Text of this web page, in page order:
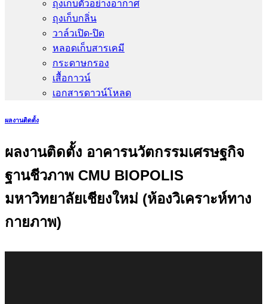
ถุงเก็บตัวอย่างอากาศ
ถุงเก็บกลิ่น
วาล์วเปิด-ปิด
หลอดเก็บสารเคมี
กระดาษกรอง
เสื้อกาวน์
เอกสารดาวน์โหลด
ผลงานติดตั้ง
ผลงานติดตั้ง อาคารนวัตกรรมเศรษฐกิจ
ฐานชีวภาพ CMU BIOPOLIS
มหาวิทยาลัยเชียงใหม่ (ห้องวิเคราะห์ทาง
กายภาพ)